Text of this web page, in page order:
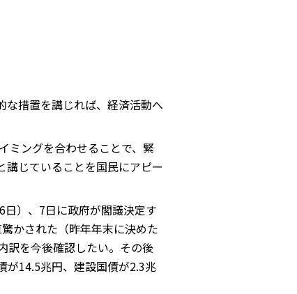
な措置を講じれば、経済活動へ
ミングを合わせることで、緊
じていることを国民にアピー
日）、7日に政府が閣議決定す
かされた（昨年年末に決めた
訳を今後確認したい。その後
が14.5兆円、建設国債が2.3兆